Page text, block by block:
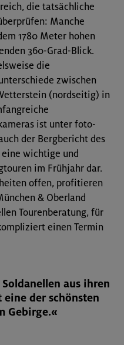
die tatsächliche
Manche
1780 Meter hohen
360-Grad-Blick.
die
zwischen
(nordseitig) in
ist unter foto-
der Bergbericht des
wichtige und
im Frühjahr dar.
offen, profitieren
& Oberland
Tourenberatung, für
einen Termin
aus ihren
der schönsten
Gebirge.«